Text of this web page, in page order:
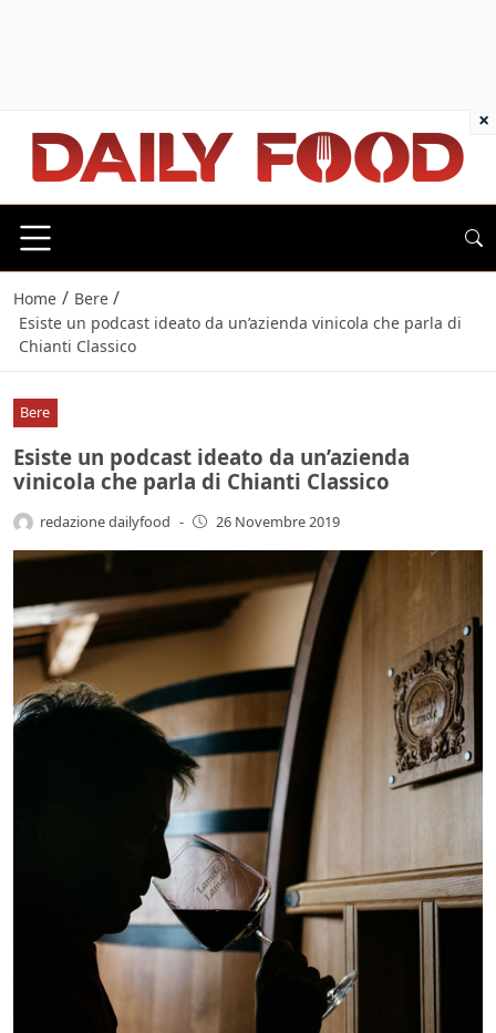
Home / Bere /
Esiste un podcast ideato da un’azienda vinicola che parla di
Chianti Classico
Bere
Esiste un podcast ideato da un’azienda
vinicola che parla di Chianti Classico
redazione dailyfood - 26 Novembre 2019
×